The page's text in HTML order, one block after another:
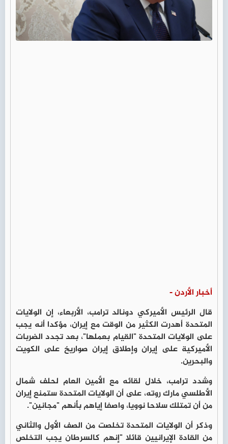
أخبار الأردن -
قال الرئيس الأميركي دونالد ترامب، الأربعاء، إن الولايات
المتحدة أهدرت الكثير من الوقت مع إيران، مؤكدا أنه يجب
على الولايات المتحدة "القيام بعملها"، بعد تجدد الضربات
الأميركية على إيران وإطلاق إيران صواريخ على الكويت
والبحرين.
وشدد ترامب، خلال لقائه مع الأمين العام لحلف شمال
الأطلسي مارك روته، على أن الولايات المتحدة ستمنع إيران
من أن تمتلك سلاحا نوويا، واصفا إياهم بأنهم "مجانين".
وذكر أن الولايات المتحدة تخلصت من الصف الأول والثاني
من القادة الإيرانيين قائلا "إنهم كالسرطان يجب التخلص